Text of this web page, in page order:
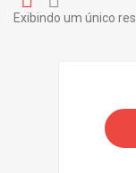
Exibindo um único